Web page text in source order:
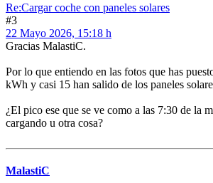
Re:Cargar coche con paneles solares
#3
22 Mayo 2026, 15:18 h
Gracias MalastiC.
Por lo que entiendo en las fotos que has
kWh y casi 15 han salido de los paneles
¿El pico ese que se ve como a las 7:30 de la
cargando u otra cosa?
MalastiC